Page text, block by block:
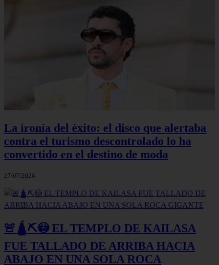
La ironía del éxito: el disco que alertaba
contra el turismo descontrolado lo ha
convertido en el destino de moda
27/07/2026
🚨🛕⛏️😳 EL TEMPLO DE KAILASA
FUE TALLADO DE ARRIBA HACIA
ABAJO EN UNA SOLA ROCA